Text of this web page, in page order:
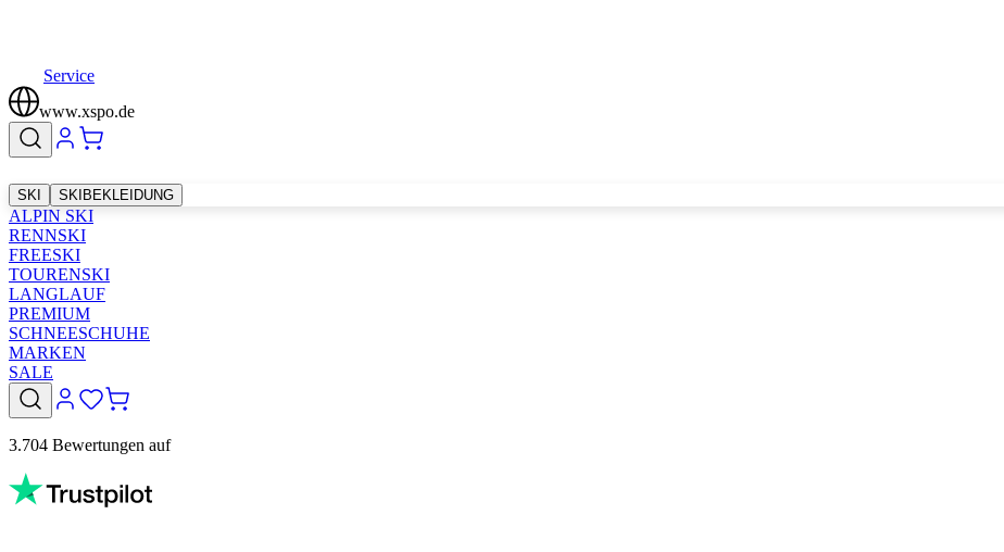
Service
www.xspo.de
SKI SKIBEKLEIDUNG
ALPIN SKI
RENNSKI
FREESKI
TOURENSKI
LANGLAUF
PREMIUM
SCHNEESCHUHE
MARKEN
SALE
3.704 Bewertungen auf